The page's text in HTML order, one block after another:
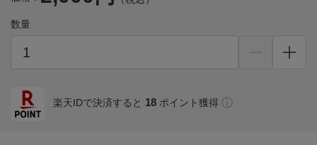
数量
楽天IDで決済すると 18 ポイント獲得